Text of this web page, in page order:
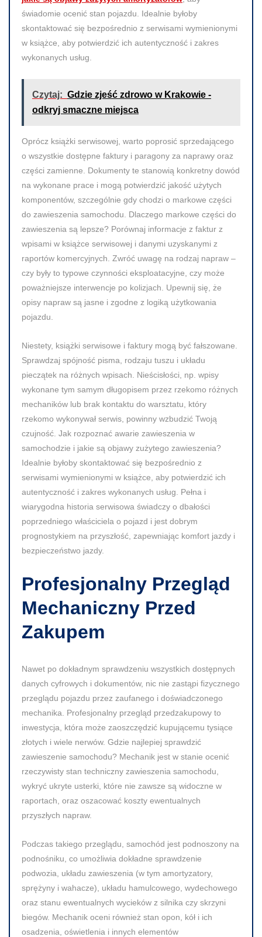
świadomie ocenić stan pojazdu. Idealnie byłoby
skontaktować się bezpośrednio z serwisami wymienionymi
w książce, aby potwierdzić ich autentyczność i zakres
wykonanych usług.
Czytaj: Gdzie zjeść zdrowo w Krakowie -
odkryj smaczne miejsca
Oprócz książki serwisowej, warto poprosić sprzedającego
o wszystkie dostępne faktury i paragony za naprawy oraz
części zamienne. Dokumenty te stanowią konkretny dowód
na wykonane prace i mogą potwierdzić jakość użytych
komponentów, szczególnie gdy chodzi o markowe części
do zawieszenia samochodu. Dlaczego markowe części do
zawieszenia są lepsze? Porównaj informacje z faktur z
wpisami w książce serwisowej i danymi uzyskanymi z
raportów komercyjnych. Zwróć uwagę na rodzaj napraw –
czy były to typowe czynności eksploatacyjne, czy może
poważniejsze interwencje po kolizjach. Upewnij się, że
opisy napraw są jasne i zgodne z logiką użytkowania
pojazdu.
Niestety, książki serwisowe i faktury mogą być fałszowane.
Sprawdzaj spójność pisma, rodzaju tuszu i układu
pieczątek na różnych wpisach. Nieścisłości, np. wpisy
wykonane tym samym długopisem przez rzekomo różnych
mechaników lub brak kontaktu do warsztatu, który
rzekomo wykonywał serwis, powinny wzbudzić Twoją
czujność. Jak rozpoznać awarie zawieszenia w
samochodzie i jakie są objawy zużytego zawieszenia?
Idealnie byłoby skontaktować się bezpośrednio z
serwisami wymienionymi w książce, aby potwierdzić ich
autentyczność i zakres wykonanych usług. Pełna i
wiarygodna historia serwisowa świadczy o dbałości
poprzedniego właściciela o pojazd i jest dobrym
prognostykiem na przyszłość, zapewniając komfort jazdy i
bezpieczeństwo jazdy.
Profesjonalny Przegląd
Mechaniczny Przed
Zakupem
Nawet po dokładnym sprawdzeniu wszystkich dostępnych
danych cyfrowych i dokumentów, nic nie zastąpi fizycznego
przeglądu pojazdu przez zaufanego i doświadczonego
mechanika. Profesjonalny przegląd przedzakupowy to
inwestycja, która może zaoszczędzić kupującemu tysiące
złotych i wiele nerwów. Gdzie najlepiej sprawdzić
zawieszenie samochodu? Mechanik jest w stanie ocenić
rzeczywisty stan techniczny zawieszenia samochodu,
wykryć ukryte usterki, które nie zawsze są widoczne w
raportach, oraz oszacować koszty ewentualnych
przyszłych napraw.
Podczas takiego przeglądu, samochód jest podnoszony na
podnośniku, co umożliwia dokładne sprawdzenie
podwozia, układu zawieszenia (w tym amortyzatory,
sprężyny i wahacze), układu hamulcowego, wydechowego
oraz stanu ewentualnych wycieków z silnika czy skrzyni
biegów. Mechanik oceni również stan opon, kół i ich
osadzenia, oświetlenia i innych elementów